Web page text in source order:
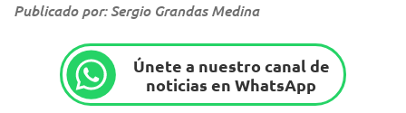
Publicado por: Sergio Grandas Medina
Únete a nuestro canal de
noticias en WhatsApp